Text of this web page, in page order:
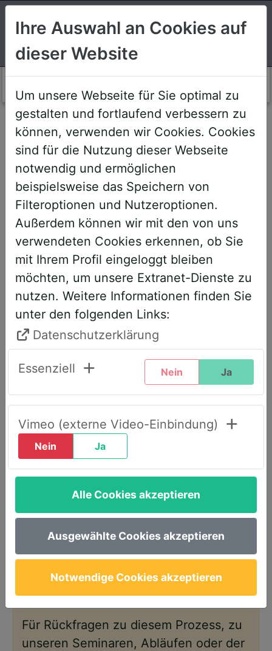
Willkommen!
Sehr geehrte Teilnehmerinnen und
Teilnehmer,
um Ihnen zukünftige Buchungen zu
erleichtern, haben wir unser System
umstrukturiert und den AWS+-Account
entsprechend angepasst. Bitte führen
Sie daher folgende Schritte durch,
wenn Sie diesen Text zum ersten Mal
sehen, um weiterhin vollen Zugriff zu
haben:
Klicken Sie oben rechts auf den Reiter
„LOGIN AWS+“.
Geben Sie dort Ihre E-Mail-Adresse
ein.
Wählen Sie die Option „Passwort
vergessen“.
Sie erhalten umgehend eine E-Mail mit
einem Link, um ein neues Passwort
festzulegen.
Anschließend steht Ihnen Ihr Account
wie gewohnt – nun im neuen Design –
wieder zur Verfügung.
Für Rückfragen zu diesem Prozess, zu
unseren Seminaren, Abläufen oder der
Ihre Auswahl an Cookies auf
dieser Website
Um unsere Webseite für Sie optimal zu
gestalten und fortlaufend verbessern zu
können, verwenden wir Cookies. Cookies
sind für die Nutzung dieser Webseite
notwendig und ermöglichen
beispielsweise das Speichern von
Filteroptionen und Nutzeroptionen.
Außerdem können wir mit den von uns
verwendeten Cookies erkennen, ob Sie
mit Ihrem Profil eingeloggt bleiben
möchten, um unsere Extranet-Dienste zu
nutzen. Weitere Informationen finden Sie
unter den folgenden Links:
Datenschutzerklärung
Essenziell Nein Ja
Vimeo (externe Video-Einbindung)
Nein Ja
Alle Cookies akzeptieren
Ausgewählte Cookies akzeptieren
Notwendige Cookies akzeptieren